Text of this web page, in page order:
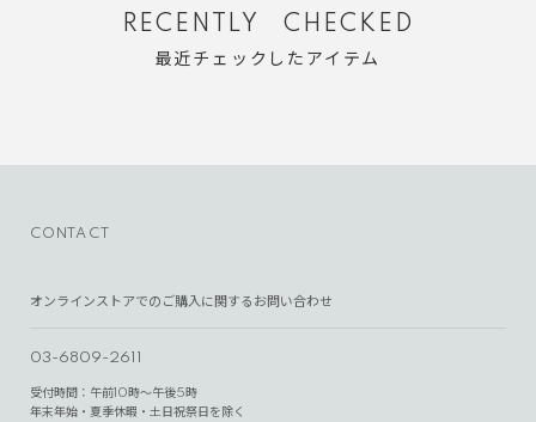
RECENTLY CHECKED
最近チェックしたアイテム
CONTACT
オンラインストアでのご購入に関するお問い合わせ
03-6809-2611
受付時間：午前10時～午後5時
年末年始・夏季休暇・土日祝祭日を除く